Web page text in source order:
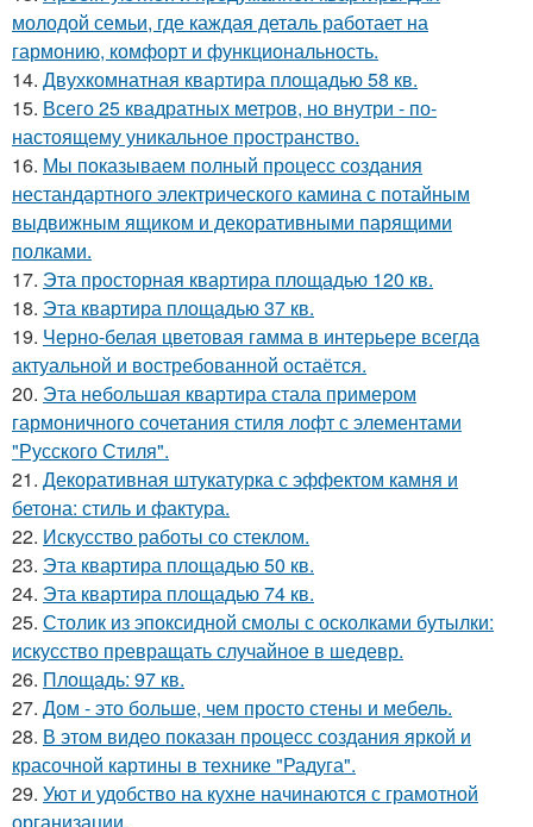
молодой семьи, где каждая деталь работает на
гармонию, комфорт и функциональность.
14. Двухкомнатная квартира площадью 58 кв.
15. Всего 25 квадратных метров, но внутри - по-
настоящему уникальное пространство.
16. Мы показываем полный процесс создания
нестандартного электрического камина с потайным
выдвижным ящиком и декоративными парящими
полками.
17. Эта просторная квартира площадью 120 кв.
18. Эта квартира площадью 37 кв.
19. Черно-белая цветовая гамма в интерьере всегда
актуальной и востребованной остаётся.
20. Эта небольшая квартира стала примером
гармоничного сочетания стиля лофт с элементами
"Русского Стиля".
21. Декоративная штукатурка с эффектом камня и
бетона: стиль и фактура.
22. Искусство работы со стеклом.
23. Эта квартира площадью 50 кв.
24. Эта квартира площадью 74 кв.
25. Столик из эпоксидной смолы с осколками бутылки:
искусство превращать случайное в шедевр.
26. Площадь: 97 кв.
27. Дом - это больше, чем просто стены и мебель.
28. В этом видео показан процесс создания яркой и
красочной картины в технике "Радуга".
29. Уют и удобство на кухне начинаются с грамотной